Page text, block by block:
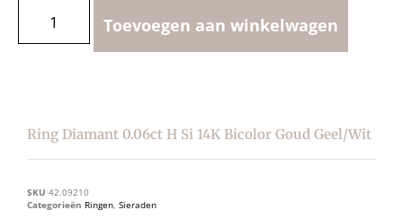
Toevoegen aan winkelwagen
Ring Diamant 0.06ct H Si 14K Bicolor Goud Geel/wit
SKU 42.09210
Categorieën Ringen, Sieraden